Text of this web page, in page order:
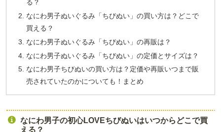
る？
なにわ男子ぬいぐるみ「ちびぬい」の買い方は？どこで
買える？
なにわ男子ぬいぐるみ「ちびぬい」の再販は？
なにわ男子ぬいぐるみ「ちびぬい」の定価とサイズは？
なにわ男子ちびぬいの買い方は？定価や再販いつまで販
売されていたのかについても！まとめ
なにわ男子の初心LOVEちびぬいはいつからどこで買
える？